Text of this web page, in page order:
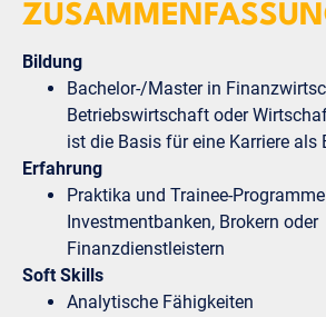
Bildung
Bachelor-/Master in
Betriebswirtschaft oder
ist die Basis für eine Karriere als
Erfahrung
Praktika und Trainee-
Investmentbanken, Brokern oder
Finanzdienstleistern
Soft Skills
Analytische Fähigkeiten